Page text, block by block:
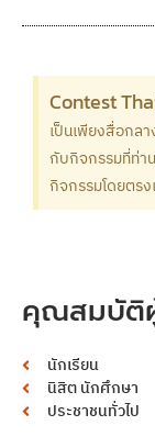
Contest
เป็นเพียงสื่อกล
กับกิจกรรมที่ท่
กิจกรรมโดยตรง
คุณสมบัติ
นักเรียน
นิสิต นักศึกษา
ประชาชนทั่วไป